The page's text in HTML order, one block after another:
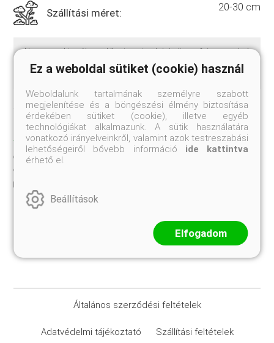
Szállítási méret: 20-30 cm
Alacsony, kiszélesedő, piramis alakú törpe fajta, az alsó
hajtások oldalra kiterülők, a fölsők felfelé törekvők, évi
növekedése 2-3 cm. Zóna:3a
Jelenleg nem rendelhető
TULAJDONSÁGOK
Szállítási méret: 20-30 cm
Kiszerelés:
Általános szerződési feltételek
Adatvédelmi tájékoztató Szállítási feltételek
Ez a weboldal sütiket (cookie) használ
Weboldalunk tartalmának személyre szabott
megjelenítése és a böngészési élmény biztosítása
érdekében sütiket (cookie), illetve egyéb
technológiákat alkalmazunk. A sütik használatára
vonatkozó irányelveinkről, valamint azok testreszabási
lehetőségeiről bővebb információ ide kattintva
érhető el.
Beállítások
Elfogadom